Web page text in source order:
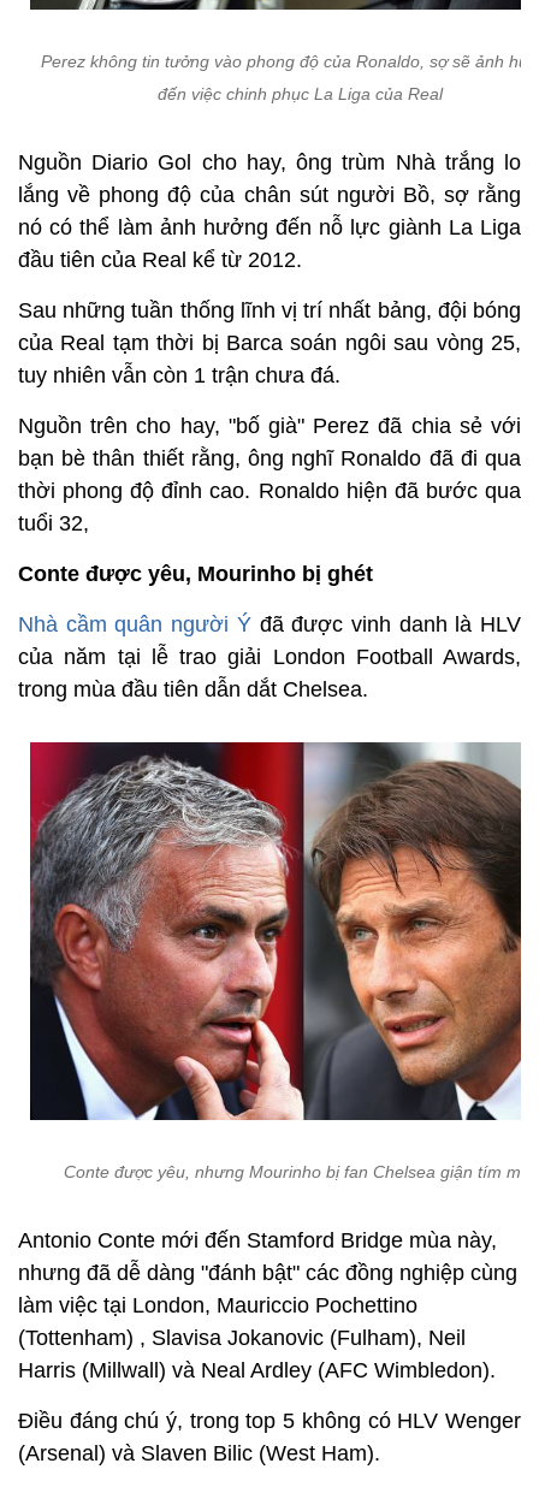
Perez không tin tưởng vào phong độ của Ronaldo, sợ sẽ ảnh
đến việc chinh phục La Liga của Real
Nguồn Diario Gol cho hay, ông trùm Nhà trắng lo
lắng về phong độ của chân sút người Bồ, sợ rằng
nó có thể làm ảnh hưởng đến nỗ lực giành La Liga
đầu tiên của Real kể từ 2012.
Sau những tuần thống lĩnh vị trí nhất bảng, đội bóng
của Real tạm thời bị Barca soán ngôi sau vòng 25,
tuy nhiên vẫn còn 1 trận chưa đá.
Nguồn trên cho hay, "bố già" Perez đã chia sẻ với
bạn bè thân thiết rằng, ông nghĩ Ronaldo đã đi qua
thời phong độ đỉnh cao. Ronaldo hiện đã bước qua
tuổi 32,
Conte được yêu, Mourinho bị ghét
Nhà cầm quân người Ýđã được vinh danh là HLV
của năm tại lễ trao giải London Football Awards,
trong mùa đầu tiên dẫn dắt Chelsea.
Conte được yêu, nhưng Mourinho bị fan Chelsea giận tím mặt
Antonio Conte mới đến Stamford Bridge mùa này,
nhưng đã dễ dàng "đánh bật" các đồng nghiệp cùng
làm việc tại London, Mauriccio Pochettino
(Tottenham) , Slavisa Jokanovic (Fulham), Neil
Harris (Millwall) và Neal Ardley (AFC Wimbledon).
Điều đáng chú ý, trong top 5 không có HLV Wenger
(Arsenal) và Slaven Bilic (West Ham).